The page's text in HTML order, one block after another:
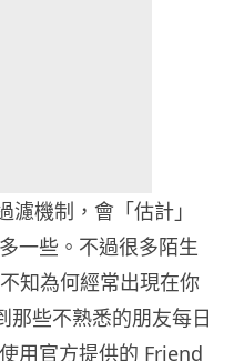
機制，會「估計」
一些。不過很多陌生
知為何經常出現在你
那些不熟悉的朋友每日
用官方提供的 Friend